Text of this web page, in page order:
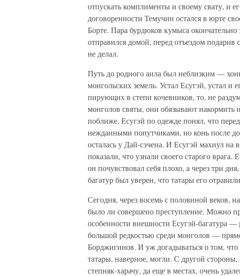
отпускать комплименты и своему свату, и
договоренности Темучин остался в юрте
Борте. Пара бурдюков кумыса окончательно
отправился домой, перед отъездом подарив
не делал.
Путь до родного аила был неблизким —
монгольских земель. Устал Есугэй, устал и
пирующих в степи кочевников, то, не
монголов святы, они обязывают накормить
поближе, Есугэй по одежде понял, что
нежданными попутчиками, но конь после
осталась у Дай-сэчена. И Есугэй махнул на
показали, что узнали своего старого
он почувствовал себя плохо, а через три
багатур был уверен, что татары его
Сегодня, через восемь с половиной веков,
было ли совершено преступление. Можно
особенности внешности Есугэй-багатура
большой редкостью среди монголов —
Борджигинов. И уж догадываться о том,
татары, наверное, могли. С другой
степняк-харачу, да еще в местах, очень